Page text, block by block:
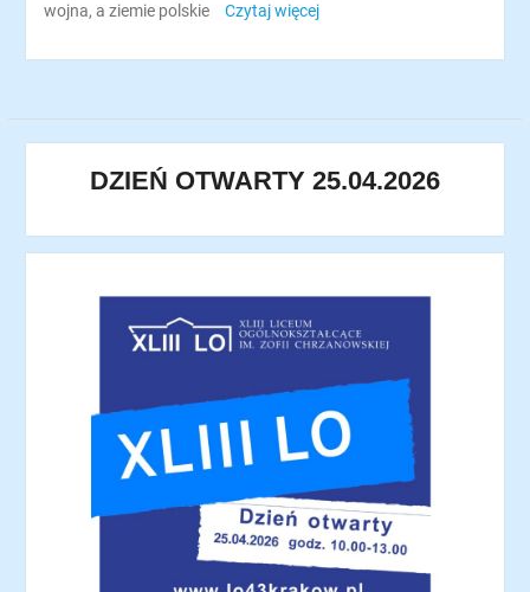
wojna, a ziemie polskie
Czytaj więcej
DZIEŃ OTWARTY 25.04.2026